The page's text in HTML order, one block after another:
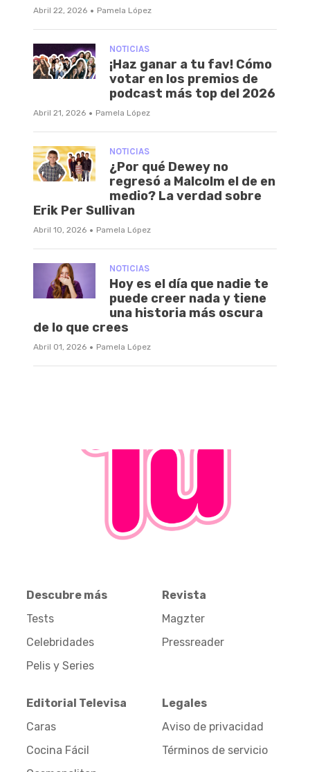
Abril 22, 2026 · Pamela López
NOTICIAS
¡Haz ganar a tu fav! Cómo
votar en los premios de
podcast más top del 2026
Abril 21, 2026 · Pamela López
NOTICIAS
¿Por qué Dewey no
regresó a Malcolm el de en
medio? La verdad sobre
Erik Per Sullivan
Abril 10, 2026 · Pamela López
NOTICIAS
Hoy es el día que nadie te
puede creer nada y tiene
una historia más oscura
de lo que crees
Abril 01, 2026 · Pamela López
Descubre más
Tests
Celebridades
Pelis y Series
Revista
Magzter
Pressreader
Editorial Televisa
Caras
Cocina Fácil
Legales
Aviso de privacidad
Términos de servicio